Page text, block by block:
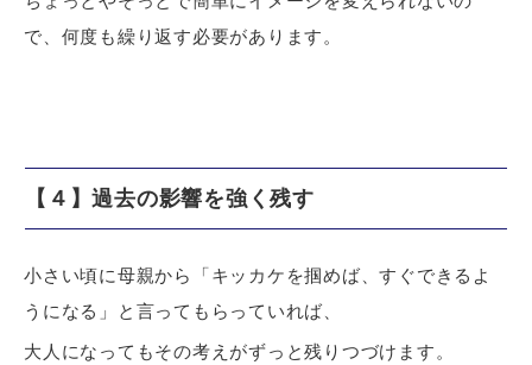
で、何度も繰り返す必要があります。
【４】過去の影響を強く残す
小さい頃に母親から「キッカケを掴めば、すぐできるよ
うになる」と言ってもらっていれば、
大人になってもその考えがずっと残りつづけます。